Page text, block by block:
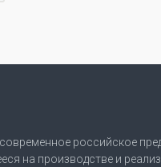
российское
на производстве и